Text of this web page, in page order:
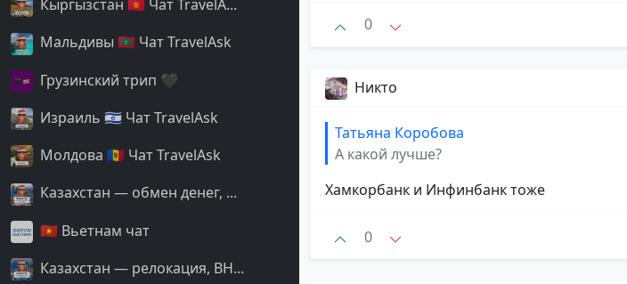
Кыргызстан 🇰🇬 Чат TravelA...
Мальдивы 🇲🇻 Чат TravelAsk
Грузинский трип 🖤
Израиль 🇮🇱 Чат TravelAsk
Молдова 🇲🇩 Чат TravelAsk
Казахстан — обмен денег, ...
🇻🇳 Вьетнам чат
Казахстан — релокация, ВН...
0
Никто
Татьяна Коробова
А какой лучше?
Хамкорбанк и Инфинбанк тоже
0